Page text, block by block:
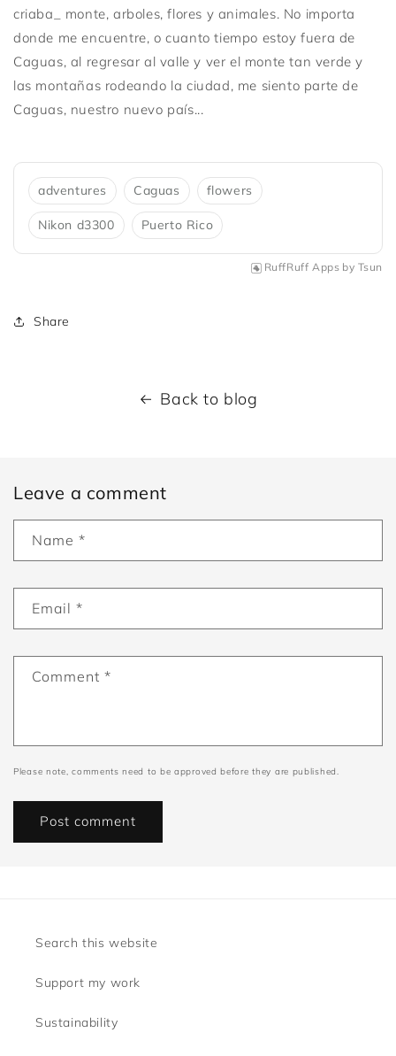
criaba_ monte, arboles, flores y animales. No importa
donde me encuentre, o cuanto tiempo estoy fuera de
Caguas, al regresar al valle y ver el monte tan verde y
las montañas rodeando la ciudad, me siento parte de
Caguas, nuestro nuevo país...
adventures Caguas flowers
Nikon d3300 Puerto Rico
RuffRuff Apps by Tsun
Share
Back to blog
Leave a comment
Name *
Email *
Comment *
Please note, comments need to be approved before they are published.
Search this website
Support my work
Sustainability